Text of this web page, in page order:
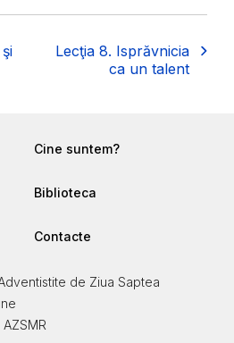
Lecţia 8. Isprăvnicia
ca un talent
Cine suntem?
Biblioteca
Contacte
de Ziua Saptea